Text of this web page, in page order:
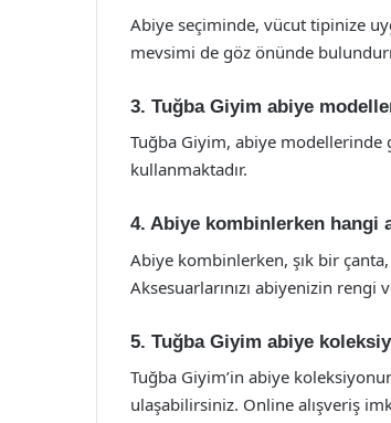
Abiye seçiminde, vücut tipinize
mevsimi de göz önünde
3. Tuğba Giyim abiye
Tuğba Giyim, abiye
kullanmaktadır.
4. Abiye kombinlerken hangi
Abiye kombinlerken, şık bir
Aksesuarlarınızı abiyenizin rengi
5. Tuğba Giyim abiye
Tuğba Giyim’in abiye
ulaşabilirsiniz. Online alışveriş